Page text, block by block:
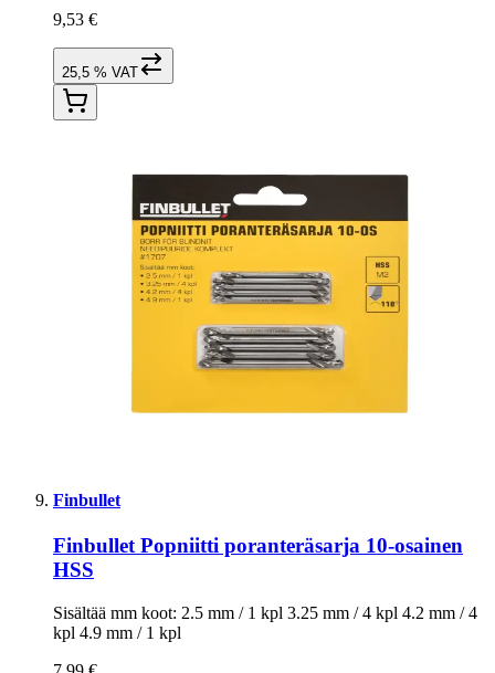
9,53 €
25,5 % VAT
Finbullet
Finbullet Popniitti poranteräsarja 10-osainen
HSS
Sisältää mm koot: 2.5 mm / 1 kpl 3.25 mm / 4 kpl 4.2 mm / 4
kpl 4.9 mm / 1 kpl